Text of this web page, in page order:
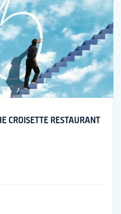
CROISETTE RESTAURANT